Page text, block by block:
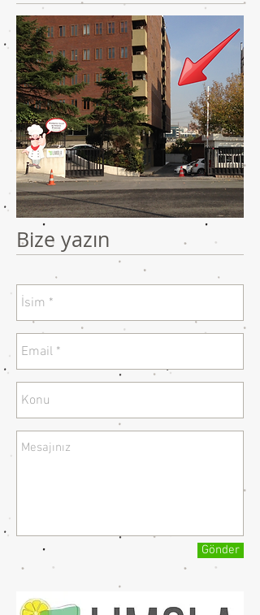
Bize yazın
Gönder